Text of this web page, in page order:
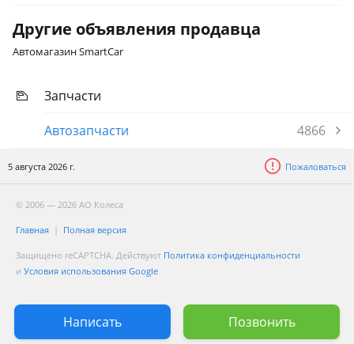
Другие объявления продавца
Автомагазин SmartCar
Запчасти
Автозапчасти
4866
5 августа 2026 г. Пожаловаться
Написать Позвонить
© 2006 — 2026 АО Колеса
Главная Полная версия
Защищено reCAPTCHA. Действуют Политика конфиденциальности
и Условия использования Google